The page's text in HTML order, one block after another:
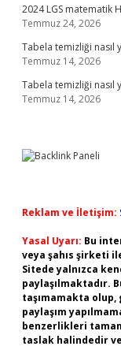
2024 LGS matematik
Temmuz 24, 2026
Tabela temizliği nasıl
Temmuz 14, 2026
Tabela temizliği nasıl
Temmuz 14, 2026
Reklam ve İletişim:
Yasal Uyarı: Bu
veya şahıs şirketi
Sitede yalnızca
paylaşılmaktadır.
taşımamakta
paylaşım
benzerlikleri
taslak halindedir